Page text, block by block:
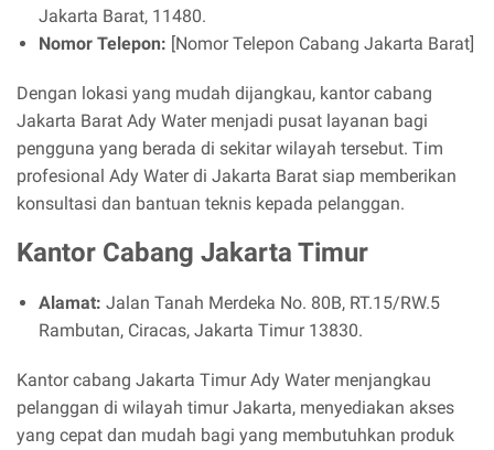
Jakarta Barat, 11480.
Nomor Telepon: [Nomor Telepon Cabang Jakarta Barat]
Dengan lokasi yang mudah dijangkau, kantor cabang
Jakarta Barat Ady Water menjadi pusat layanan bagi
pengguna yang berada di sekitar wilayah tersebut. Tim
profesional Ady Water di Jakarta Barat siap memberikan
konsultasi dan bantuan teknis kepada pelanggan.
Kantor Cabang Jakarta Timur
Alamat: Jalan Tanah Merdeka No. 80B, RT.15/RW.5
Rambutan, Ciracas, Jakarta Timur 13830.
Kantor cabang Jakarta Timur Ady Water menjangkau
pelanggan di wilayah timur Jakarta, menyediakan akses
yang cepat dan mudah bagi yang membutuhkan produk